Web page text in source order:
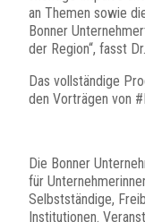
an Themen sowie
Bonner
der Region“, fasst
Das vollständige
den Vorträgen von
Die Bonner
für
Selbstständige,
Institutionen.